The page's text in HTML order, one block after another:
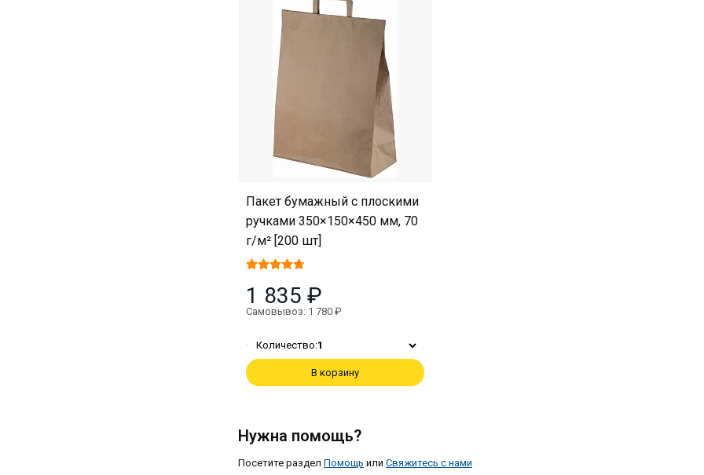
Пакет бумажный с плоскими
ручками 350×150×450 мм, 70
г/м² [200 шт]
1 835 ₽
Самовывоз: 1 780 ₽
Количество:1
В корзину
Нужна помощь?
Посетите раздел Помощь или Свяжитесь с нами